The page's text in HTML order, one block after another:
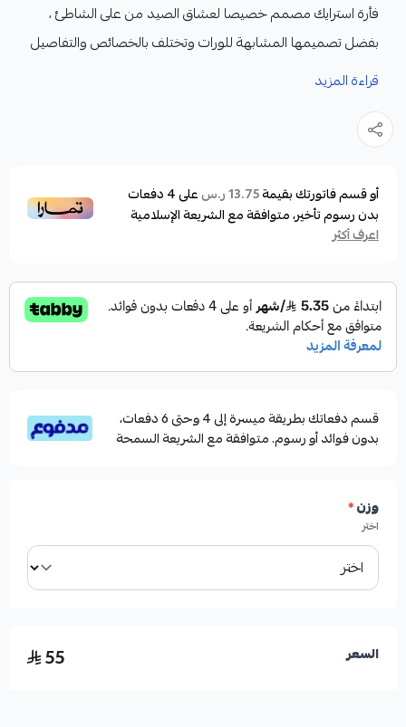
فأرة استرايك مصمم خصيصا لعشاق الصيد من على الشاطئ ،
بفضل تصميمها المشابهة للورات وتختلف بالخصائص والتفاصيل
لتصبح الأمثل من جميع الإمكانيات.
وانعكاسات الضوء واللمعان
يستهدف جميع أنواع الأسماك في الكسارات والأسماك
المهاجمة على السطح أو حتى في السحب المجرور لصيد
كالهامور والناجل والطرادي والشعفن والمسطحات المائية
كالباركودا والبياض وأبو شراع والتونة والصيد من السقالات
كذلك.
قراءة المزيد
أو قسم فاتورتك بقيمة13.75 ر.س على4دفعات
بدون رسوم تأخير، متوافقة مع الشريعة الإسلامية
اعرف أكثر
قسم دفعاتك بطريقة ميسرة إلى 4 وحتى 6 دفعات،
بدون فوائد أو رسوم. متوافقة مع الشريعة السمحة
وزن*
اختر
السعر 55